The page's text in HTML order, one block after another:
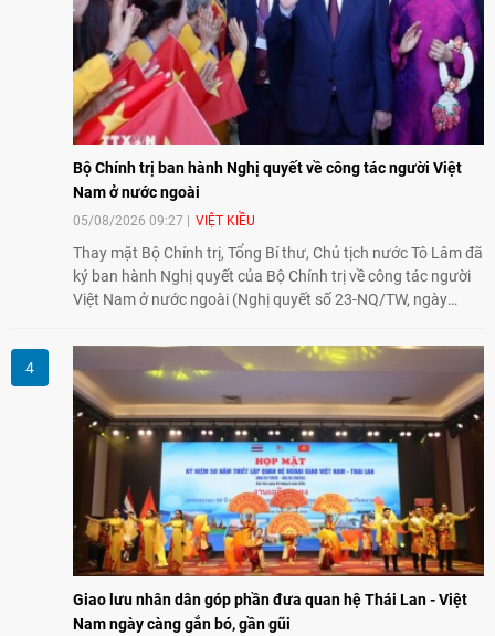
Bộ Chính trị ban hành Nghị quyết về công tác người Việt
Nam ở nước ngoài
05/08/2026 09:27 VIỆT KIỀU
Thay mặt Bộ Chính trị, Tổng Bí thư, Chủ tịch nước Tô Lâm đã
ký ban hành Nghị quyết của Bộ Chính trị về công tác người
Việt Nam ở nước ngoài (Nghị quyết số 23-NQ/TW, ngày
Giao lưu nhân dân góp phần đưa quan hệ Thái Lan - Việt
Nam ngày càng gắn bó, gần gũi